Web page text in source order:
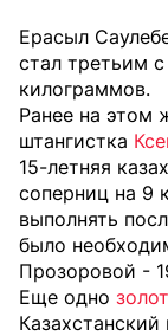
Ерасыл
стал третьим
килограммов.
Ранее на этом
штангистка
15-летняя
соперниц на 9
выполнять
было
Прозоровой -
Еще одно